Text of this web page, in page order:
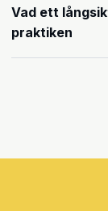
Vad ett
praktiken